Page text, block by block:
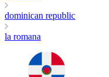
dominican republic
la romana